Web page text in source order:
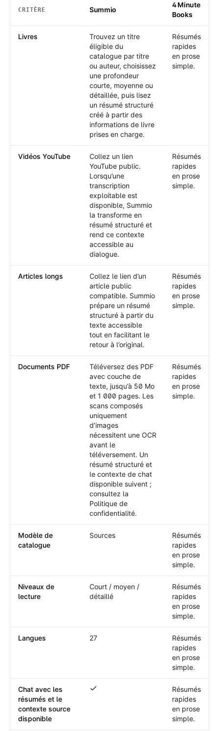
CRITÈRE Summio
4 Minute
Books
Livres
Trouvez un titre
éligible du
catalogue par titre
ou auteur, choisissez
une profondeur
courte, moyenne ou
détaillée, puis lisez
un résumé structuré
créé à partir des
informations de livre
prises en charge.
Résumés
rapides
en prose
simple.
Vidéos YouTube
Collez un lien
YouTube public.
Lorsqu’une
transcription
exploitable est
disponible, Summio
la transforme en
résumé structuré et
rend ce contexte
accessible au
dialogue.
Résumés
rapides
en prose
simple.
Articles longs
Collez le lien d’un
article public
compatible. Summio
prépare un résumé
structuré à partir du
texte accessible
tout en facilitant le
retour à l’original.
Résumés
rapides
en prose
simple.
Documents PDF
Téléversez des PDF
avec couche de
texte, jusqu’à 50 Mo
et 1 000 pages. Les
scans composés
uniquement
d’images
nécessitent une OCR
avant le
téléversement. Un
résumé structuré et
le contexte de chat
disponible suivent ;
consultez la
Politique de
confidentialité.
Résumés
rapides
en prose
simple.
Modèle de
catalogue
Sources
Résumés
rapides
en prose
simple.
Niveaux de
lecture
Court / moyen /
détaillé
Résumés
rapides
en prose
simple.
Langues 27
Résumés
rapides
en prose
simple.
Chat avec les
résumés et le
contexte source
disponible
Chat avec les résumés et le contexte
Résumés
rapides
en prose
simple.